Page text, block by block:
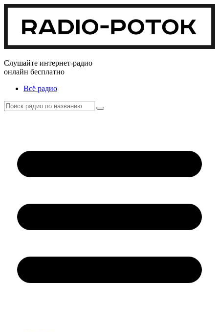
Слушайте интернет-радио
онлайн бесплатно
Всё радио